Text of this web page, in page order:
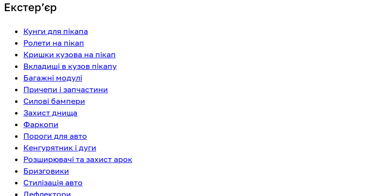
Екстерʼєр
Кунги для пікапа
Ролети на пікап
Кришки кузова на пікап
Вкладиші в кузов пікапу
Багажні модулі
Причепи і запчастини
Силові бампери
Захист днища
Фаркопи
Пороги для авто
Кенгурятник і дуги
Розширювачі та захист арок
Бризговики
Стилізація авто
Дефлектори